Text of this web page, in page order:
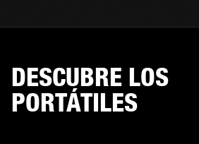
DESCUBRE LOS
PORTÁTILES